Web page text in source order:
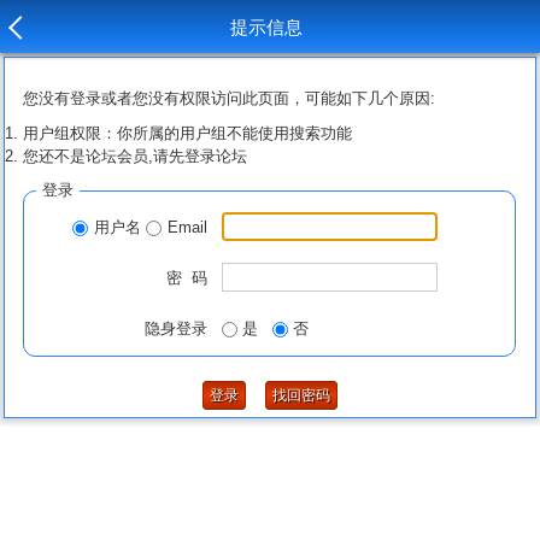
提示信息
您没有登录或者您没有权限访问此页面，可能如下几个原因:
用户组权限：你所属的用户组不能使用搜索功能
您还不是论坛会员,请先登录论坛
登录
用户名 Email
密 码
隐身登录 是 否